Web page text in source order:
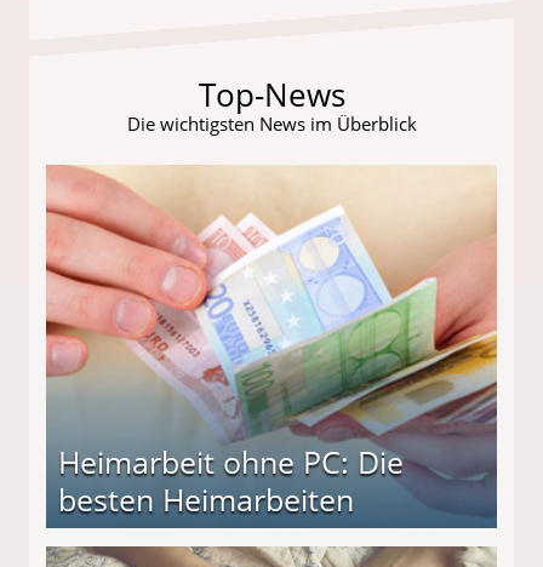
Top-News
Die wichtigsten News im Überblick
Heimarbeit ohne PC: Die
besten Heimarbeiten